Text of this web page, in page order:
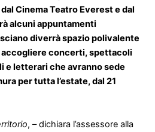
Cinema Teatro Everest e dal
alcuni appuntamenti
diverrà spazio polivalente
accogliere concerti, spettacoli
e letterari che avranno sede
per tutta l’estate, dal 21
, – dichiara l’assessore alla